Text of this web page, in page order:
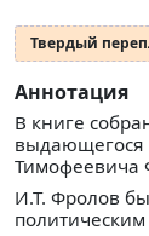
Твердый
Аннотация
В книге
выдающегося
Тимофеевича
И.Т. Фролов